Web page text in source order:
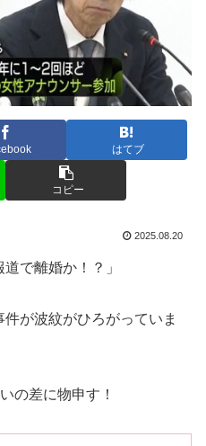
はてブ
コピー
2025.08.20
で離婚か！？」
が波紋がひろがっていま
の差に物申す！